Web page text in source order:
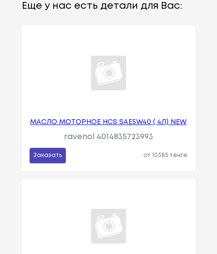
Еще у нас есть детали для Вас:
МАСЛО МОТОРНОЕ HCS SAE5W40 ( 4Л) NEW
ravenol 4014835723993
Заказать от 10385 тенге